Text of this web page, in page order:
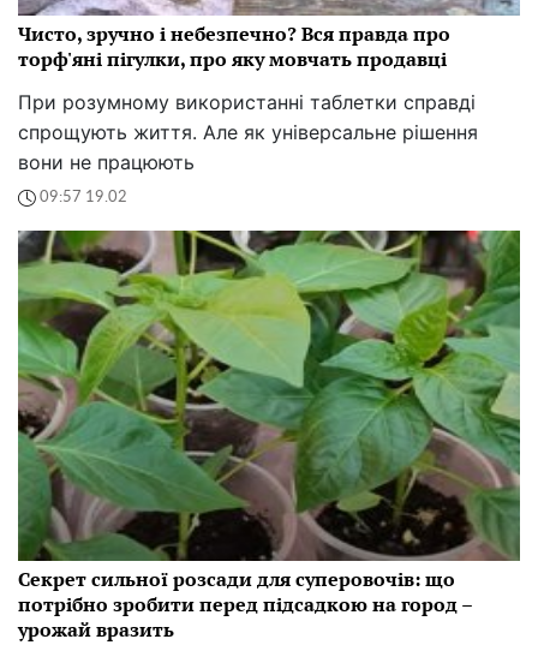
Чисто, зручно і небезпечно? Вся правда про
торф'яні пігулки, про яку мовчать продавці
При розумному використанні таблетки справді
спрощують життя. Але як універсальне рішення
вони не працюють
09:57 19.02
Секрет сильної розсади для суперовочів: що
потрібно зробити перед підсадкою на город –
урожай вразить